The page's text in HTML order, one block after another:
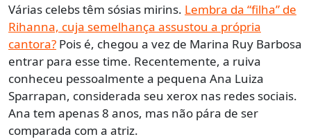
Várias celebs têm sósias mirins. Lembra da “filha” de
Rihanna, cuja semelhança assustou a própria
cantora? Pois é, chegou a vez de Marina Ruy Barbosa
entrar para esse time. Recentemente, a ruiva
conheceu pessoalmente a pequena Ana Luiza
Sparrapan, considerada seu xerox nas redes sociais.
Ana tem apenas 8 anos, mas não pára de ser
comparada com a atriz.